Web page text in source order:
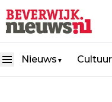
Nieuws ▼ Cultuur